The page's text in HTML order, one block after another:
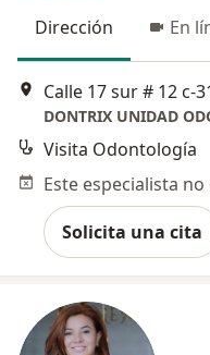
Dirección En
Calle 17 sur # 12 c-
DONTRIX UNIDAD
Visita Odontología
Solicita una cita